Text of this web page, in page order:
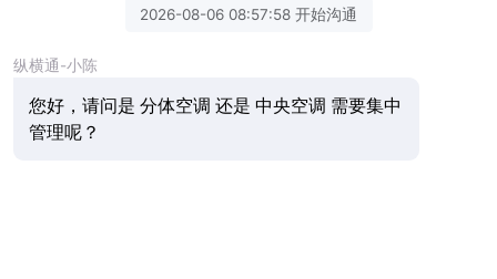
2026-08-06 08:57:58 开始沟通
纵横通-小陈
您好，请问是 分体空调 还是 中央空调 需要集中
管理呢？